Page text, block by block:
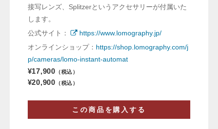
接写レンズ、Splitzerというアクセサリーが付属いた
します。
公式サイト：
https://www.lomography.jp/
オンラインショップ： https://shop.lomography.com/j
p/cameras/lomo-instant-automat
¥17,900 （税込）
¥20,900 （税込）
この商品を購入する